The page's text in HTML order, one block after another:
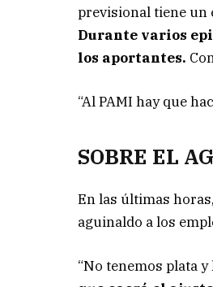
previsional tiene un
Durante varios
los aportantes.
“Al PAMI hay que
SOBRE EL
En las últimas
aguinaldo a los
“No tenemos plata